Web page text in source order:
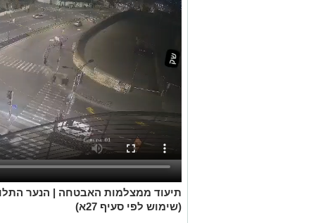
תיעוד ממצלמות האבטחה | הנער
(שימוש לפי סעיף 27א)